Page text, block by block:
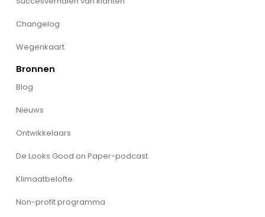
Changelog
Wegenkaart
Bronnen
Blog
Nieuws
Ontwikkelaars
De Looks Good on Paper-podcast
Klimaatbelofte
Non-profit programma